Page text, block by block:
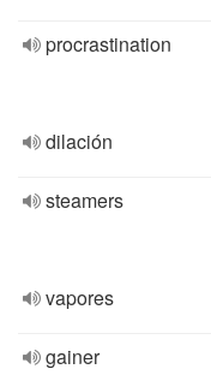
procrastination
dilación
steamers
vapores
gainer